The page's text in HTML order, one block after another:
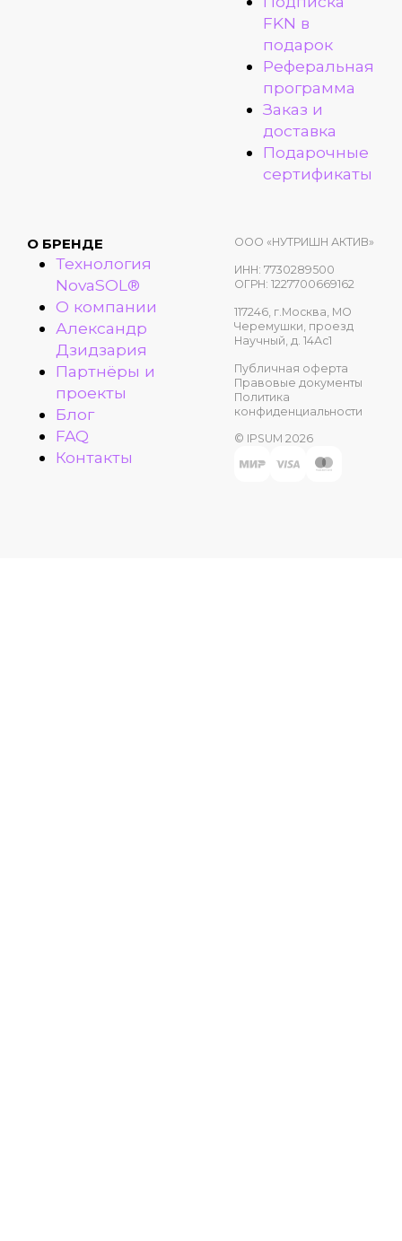
FKN в
подарок
Реферальная
программа
Заказ и
доставка
Подарочные
сертификаты
О БРЕНДЕ
Технология
NovaSOL®
О компании
Александр
Дзидзария
Партнёры и
проекты
Блог
FAQ
Контакты
ООО «НУТРИШН АКТИВ»
ИНН: 7730289500
ОГРН: 1227700669162
117246, г.Москва, МО
Черемушки, проезд
Научный, д. 14Ас1
Публичная оферта
Правовые документы
Политика
конфиденциальности
© IPSUM 2026